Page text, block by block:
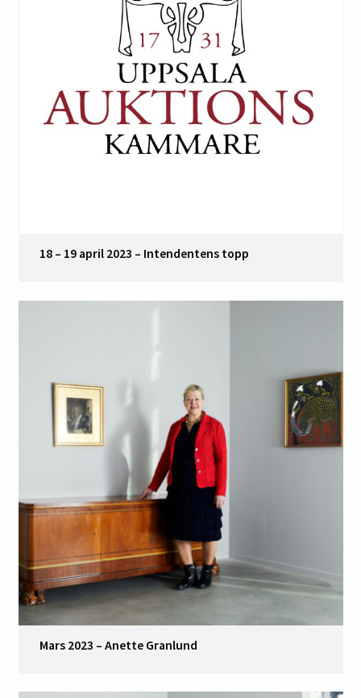
18 – 19 april 2023 – Intendentens topp
Mars 2023 – Anette Granlund